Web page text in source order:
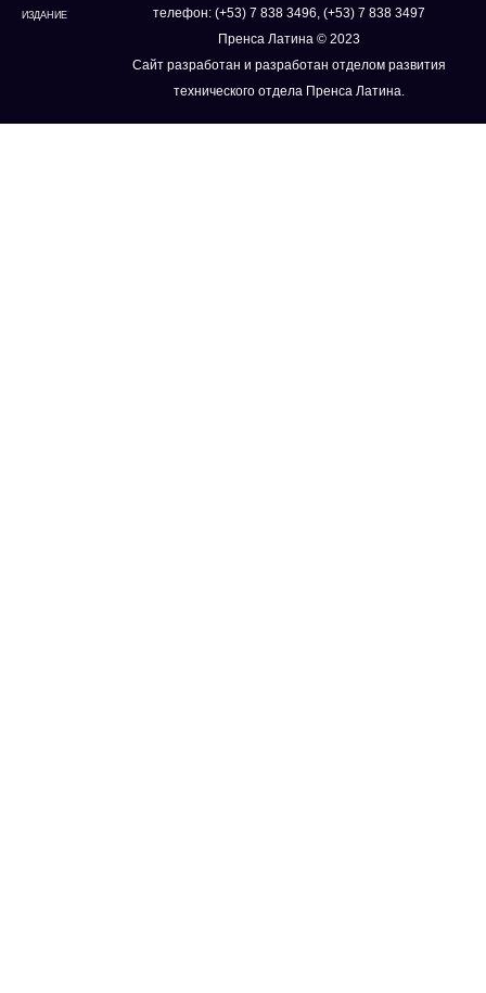
ИЗДАНИЕ
телефон: (+53) 7 838 3496, (+53) 7 838 3497
Пренса Латина © 2023
Сайт разработан и разработан отделом развития
технического отдела Пренса Латина.